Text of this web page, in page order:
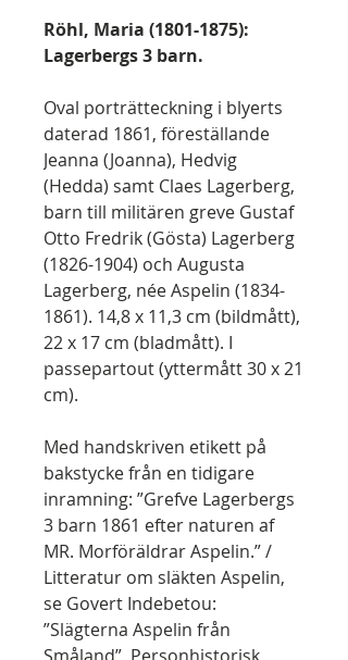
Röhl, Maria (1801-1875):
Lagerbergs 3 barn.
Oval porträtteckning i blyerts
daterad 1861, föreställande
Jeanna (Joanna), Hedvig
(Hedda) samt Claes Lagerberg,
barn till militären greve Gustaf
Otto Fredrik (Gösta) Lagerberg
(1826-1904) och Augusta
Lagerberg, née Aspelin (1834-
1861). 14,8 x 11,3 cm (bildmått),
22 x 17 cm (bladmått). I
passepartout (yttermått 30 x 21
cm).
Med handskriven etikett på
bakstycke från en tidigare
inramning: ”Grefve Lagerbergs
3 barn 1861 efter naturen af
MR. Morföräldrar Aspelin.” /
Litteratur om släkten Aspelin,
se Govert Indebetou:
”Slägterna Aspelin från